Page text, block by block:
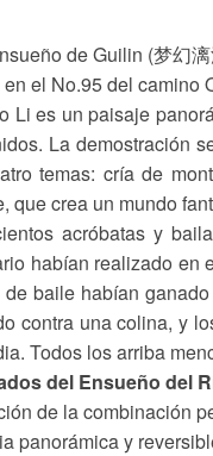
de Guilin (梦幻
el No.95 del camino
Li es un paisaje
La demostración
temas: cría de
que crea un mundo
acróbatas y
habían realizado en
baile habían
contra una colina, y
Todos los arriba
del Ensueño del
de la combinación
panorámica y